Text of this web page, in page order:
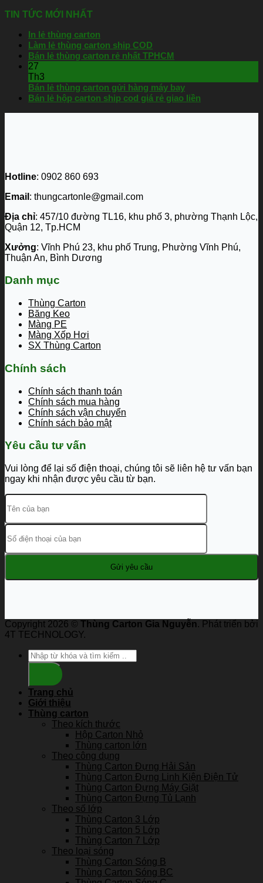
TIN TỨC MỚI NHẤT
In lẻ thùng carton
Làm lẻ thùng carton ship COD
Bán lẻ thùng carton rẻ nhất TPHCM
27
Th3
Bán lẻ thùng carton gửi hàng máy bay
Bán lẻ hộp carton ship cod giá rẻ giao liền
Hotline: 0902 860 693
Email : thungcartonle@gmail.com
Địa chỉ: 457/10 đường TL16, khu phố 3, phường Thạnh Lộc,
Quận 12, Tp.HCM
Xưởng: Vĩnh Phú 23, khu phố Trung, Phường Vĩnh Phú,
Thuận An, Bình Dương
Danh mục
Thùng Carton
Băng Keo
Màng PE
Màng Xốp Hơi
SX Thùng Carton
Chính sách
Chính sách thanh toán
Chính sách mua hàng
Chính sách vận chuyển
Chính sách bảo mật
Yêu cầu tư vấn
Vui lòng để lại số điện thoại, chúng tôi sẽ liên hệ tư vấn bạn
ngay khi nhận được yêu cầu từ bạn.
Copyright 2026 © Thùng Carton Gia Nguyễn. Phát triển bởi
4T TECHNOLOGY.
Search
for:
Trang chủ
Giới thiệu
Thùng carton
Theo kích thước
Hộp Carton Nhỏ
Thùng carton lớn
Theo công dụng
Thùng Carton Đựng Hải Sản
Thùng Carton Đựng Linh Kiện Điện Tử
Thùng Carton Đựng Máy Giặt
Thùng Carton Đựng Tủ Lạnh
Theo số lớp
Thùng Carton 3 Lớp
Thùng Carton 5 Lớp
Thùng Carton 7 Lớp
Theo loại sóng
Thùng Carton Sóng B
Thùng Carton Sóng BC